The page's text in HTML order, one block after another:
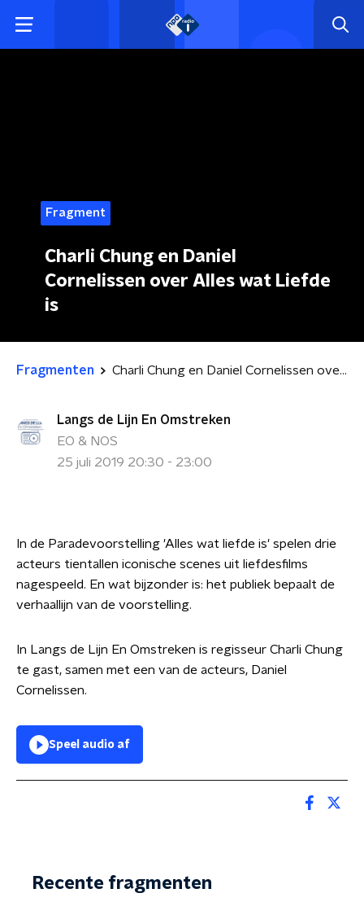
Fragment
Charli Chung en Daniel
Cornelissen over Alles wat Liefde
is
Fragmenten Charli Chung en Daniel Cornelissen over Alles wat Liefde is
Langs de Lijn En Omstreken
EO & NOS
25 juli 2019 20:30 - 23:00
In de Paradevoorstelling 'Alles wat liefde is' spelen drie
acteurs tientallen iconische scenes uit liefdesfilms
nagespeeld. En wat bijzonder is: het publiek bepaalt de
verhaallijn van de voorstelling.
In Langs de Lijn En Omstreken is regisseur Charli Chung
te gast, samen met een van de acteurs, Daniel
Cornelissen.
Speel audio af
Recente fragmenten